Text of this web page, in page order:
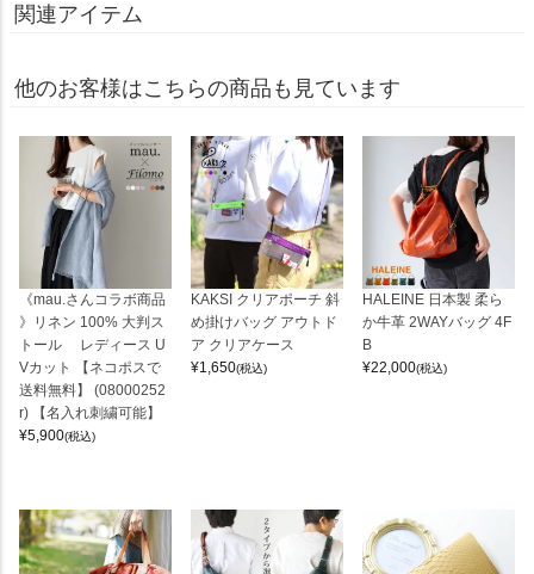
関連アイテム
他のお客様はこちらの商品も見ています
《mau.さんコラボ商品
》リネン 100% 大判ス
トール レディース U
Vカット 【ネコポスで
送料無料】 (08000252
r) 【名入れ刺繍可能】
¥5,900(税込)
KAKSI クリアポーチ 斜
め掛けバッグ アウトド
ア クリアケース
¥1,650(税込)
HALEINE 日本製 柔ら
か牛革 2WAYバッグ 4F
B
¥22,000(税込)